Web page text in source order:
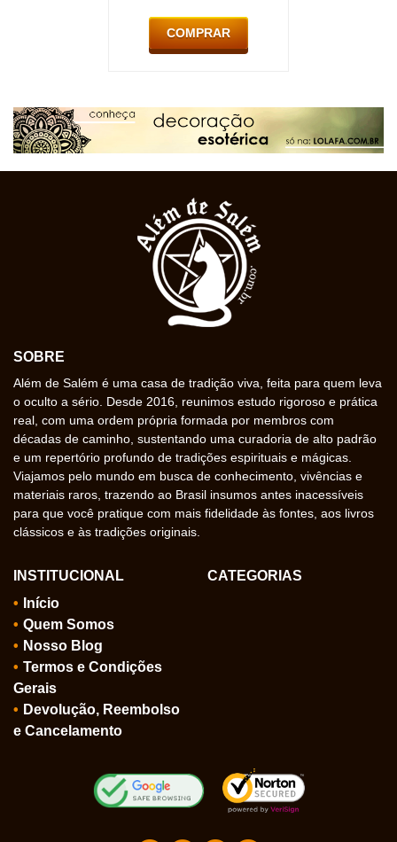
COMPRAR
SOBRE
Além de Salém é uma casa de tradição viva, feita para quem leva
o oculto a sério. Desde 2016, reunimos estudo rigoroso e prática
real, com uma ordem própria formada por membros com
décadas de caminho, sustentando uma curadoria de alto padrão
e um repertório profundo de tradições espirituais e mágicas.
Viajamos pelo mundo em busca de conhecimento, vivências e
materiais raros, trazendo ao Brasil insumos antes inacessíveis
para que você pratique com mais fidelidade às fontes, aos livros
clássicos e às tradições originais.
INSTITUCIONAL
Início
Quem Somos
Nosso Blog
Termos e Condições
Gerais
Devolução, Reembolso
e Cancelamento
CATEGORIAS